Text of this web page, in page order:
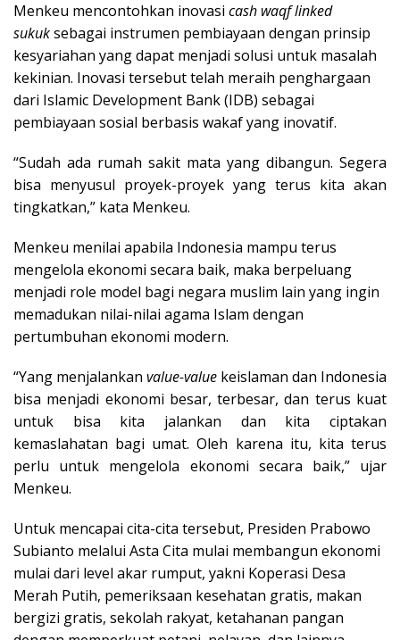
Menkeu mencontohkan inovasi cash waqf linked
sukuksebagai instrumen pembiayaan dengan prinsip
kesyariahan yang dapat menjadi solusi untuk masalah
kekinian. Inovasi tersebut telah meraih penghargaan
dari Islamic Development Bank (IDB) sebagai
pembiayaan sosial berbasis wakaf yang inovatif.
“Sudah ada rumah sakit mata yang dibangun. Segera
bisa menyusul proyek-proyek yang terus kita akan
tingkatkan,” kata Menkeu.
Menkeu menilai apabila Indonesia mampu terus
mengelola ekonomi secara baik, maka berpeluang
menjadi role model bagi negara muslim lain yang ingin
memadukan nilai-nilai agama Islam dengan
pertumbuhan ekonomi modern.
“Yang menjalankan value-value keislaman dan Indonesia
bisa menjadi ekonomi besar, terbesar, dan terus kuat
untuk bisa kita jalankan dan kita ciptakan
kemaslahatan bagi umat. Oleh karena itu, kita terus
perlu untuk mengelola ekonomi secara baik,” ujar
Menkeu.
Untuk mencapai cita-cita tersebut, Presiden Prabowo
Subianto melalui Asta Cita mulai membangun ekonomi
mulai dari level akar rumput, yakni Koperasi Desa
Merah Putih, pemeriksaan kesehatan gratis, makan
bergizi gratis, sekolah rakyat, ketahanan pangan